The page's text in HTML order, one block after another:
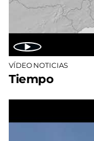
VÍDEO NOTICIAS
Tiempo